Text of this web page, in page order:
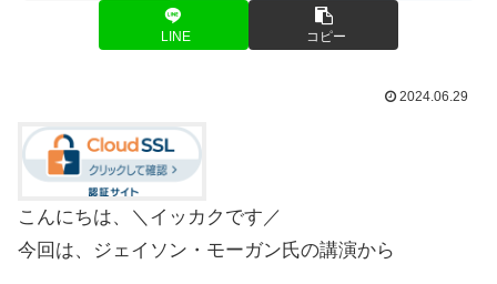
LINE コピー
2024.06.29
こんにちは、＼イッカクです／
今回は、ジェイソン・モーガン氏の講演から